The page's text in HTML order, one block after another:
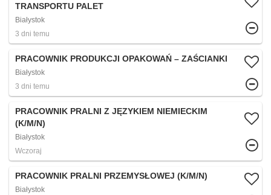
TRANSPORTU PALET
Białystok
3 dni temu
PRACOWNIK PRODUKCJI OPAKOWAŃ – ZAŚCIANKI
Białystok
3 dni temu
PRACOWNIK PRALNI Z JĘZYKIEM NIEMIECKIM
(K/M/N)
Białystok
Wczoraj
PRACOWNIK PRALNI PRZEMYSŁOWEJ (K/M/N)
Białystok